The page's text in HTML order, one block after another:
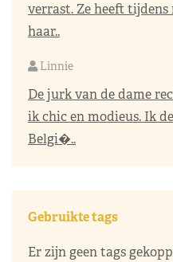
verrast. Ze heeft
haar..
Linnie
De jurk van de dame
ik chic en modieus. Ik
Belgi�..
Gebruikte tags
Er zijn geen tags